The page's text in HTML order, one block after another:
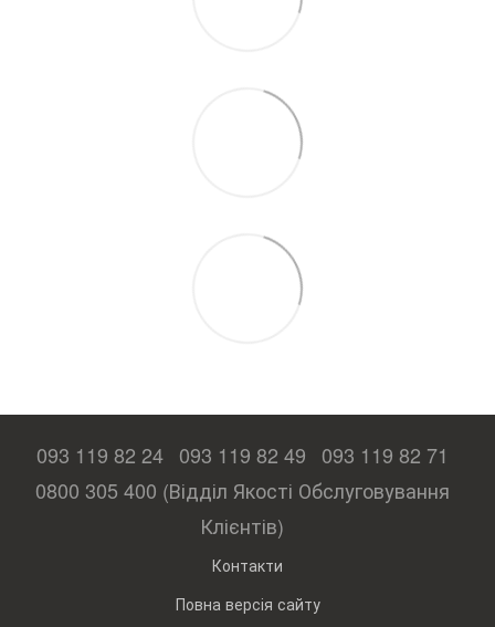
093 119 82 24 093 119 82 49
093 119 82 71
0800 305 400 (Відділ Якості Обслуговування
Клієнтів)
Контакти
Повна версія сайту